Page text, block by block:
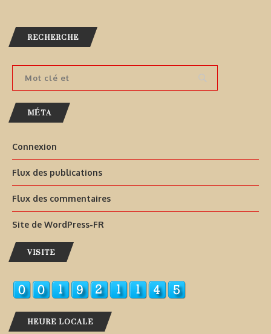
RECHERCHE
MÉTA
Connexion
Flux des publications
Flux des commentaires
Site de WordPress-FR
VISITE
HEURE LOCALE